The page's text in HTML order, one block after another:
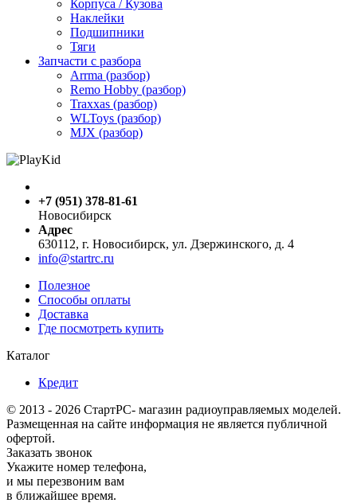
Корпуса / Кузова
Наклейки
Подшипники
Тяги
Запчасти с разбора
Arrma (разбор)
Remo Hobby (разбор)
Traxxas (разбор)
WLToys (разбор)
MJX (разбор)
+7 (951) 378-81-61
Новосибирск
Адрес
630112, г. Новосибирск, ул. Дзержинского, д. 4
info@startrc.ru
Полезное
Способы оплаты
Доставка
Где посмотреть купить
Каталог
Кредит
© 2013 - 2026 СтартРС- магазин радиоуправляемых моделей.
Размещенная на сайте информация не является публичной
офертой.
Заказать звонок
Укажите номер телефона,
и мы перезвоним вам
в ближайшее время.